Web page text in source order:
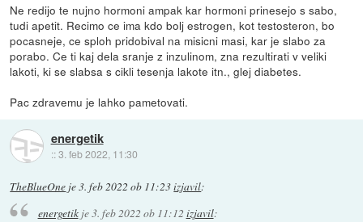
Ne redijo te nujno hormoni ampak kar hormoni prinesejo s sabo,
tudi apetit. Recimo ce ima kdo bolj estrogen, kot testosteron, bo
pocasneje, ce sploh pridobival na misicni masi, kar je slabo za
porabo. Ce ti kaj dela sranje z inzulinom, zna rezultirati v veliki
lakoti, ki se slabsa s cikli tesenja lakote itn., glej diabetes.
Pac zdravemu je lahko pametovati.
energetik
::3. feb 2022, 11:30
TheBlueOne je3. feb 2022 ob 11:23izjavil:
energetikje3. feb 2022 ob 11:12 izjavil: